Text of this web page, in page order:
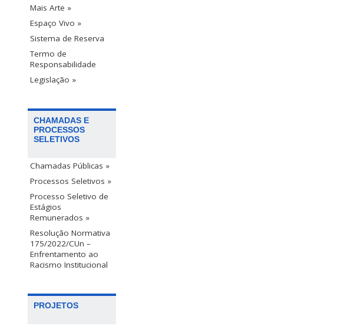
Mais Arte »
Espaço Vivo »
Sistema de Reserva
Termo de
Responsabilidade
Legislação »
CHAMADAS E
PROCESSOS
SELETIVOS
Chamadas Públicas »
Processos Seletivos »
Processo Seletivo de
Estágios
Remunerados »
Resolução Normativa
175/2022/CUn –
Enfrentamento ao
Racismo Institucional
PROJETOS